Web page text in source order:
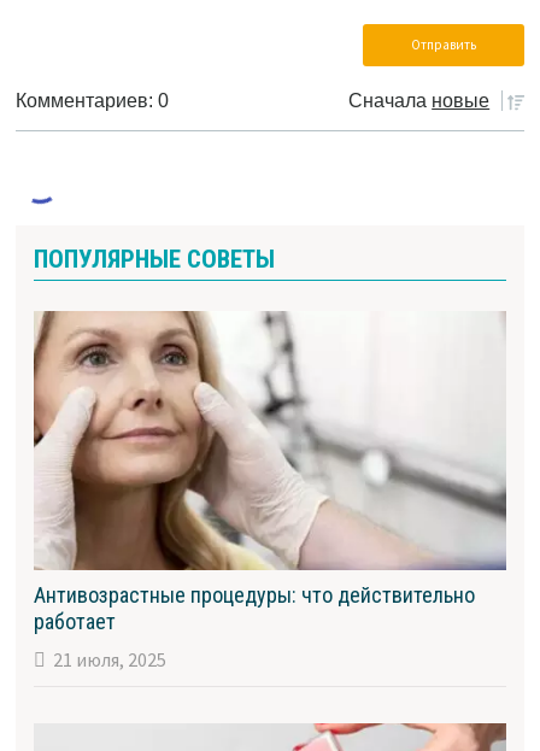
Комментариев: 0 Сначала новые
ПОПУЛЯРНЫЕ СОВЕТЫ
Антивозрастные процедуры: что действительно
работает
21 июля, 2025